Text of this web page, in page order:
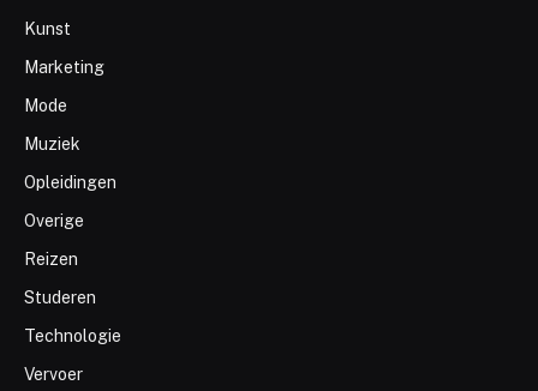
Kunst
Marketing
Mode
Muziek
Opleidingen
Overige
Reizen
Studeren
Technologie
Vervoer